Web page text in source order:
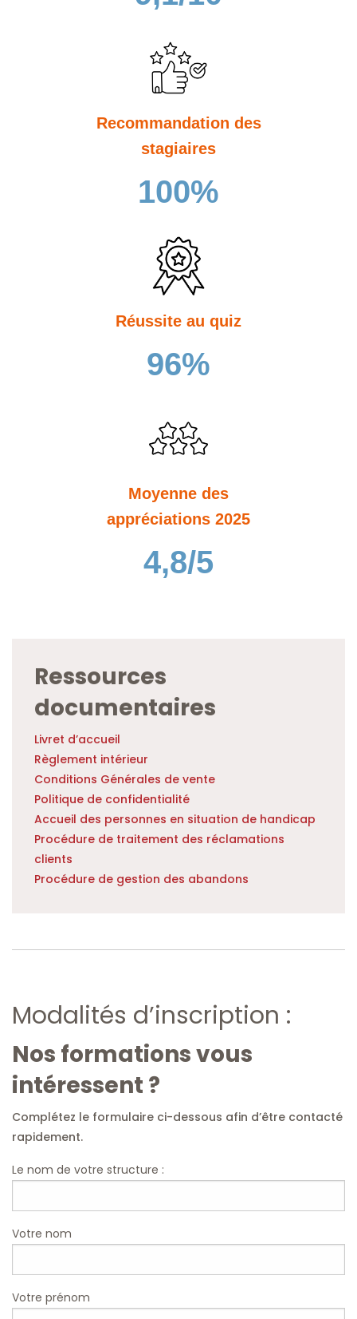
Recommandation des
stagiaires
100%
Réussite au quiz
96%
Moyenne des
appréciations 2025
4,8/5
Ressources
documentaires
Livret d’accueil
Règlement intérieur
Conditions Générales de vente
Politique de confidentialité
Accueil des personnes en situation de handicap
Procédure de traitement des réclamations
clients
Procédure de gestion des abandons
Modalités d’inscription :
Nos formations vous
intéressent ?
Complétez le formulaire ci-dessous afin d’être contacté
rapidement.
Le nom de votre structure :
Votre nom
Votre prénom